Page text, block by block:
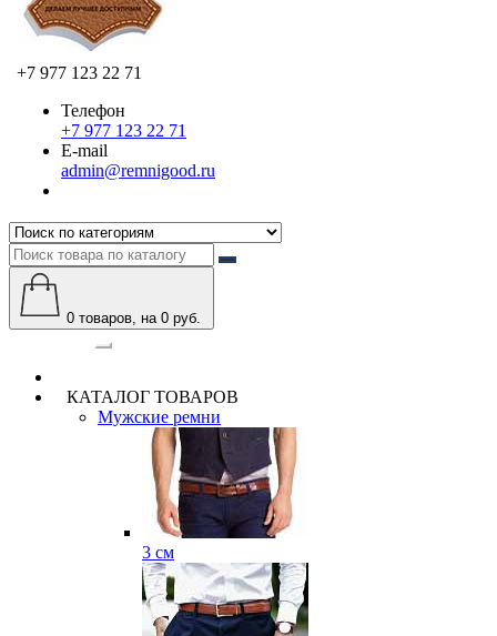
+7 977 123 22 71
Телефон
+7 977 123 22 71
E-mail
admin@remnigood.ru
0 товаров, на 0 руб.
КАТАЛОГ ТОВАРОВ
Мужские ремни
3 см